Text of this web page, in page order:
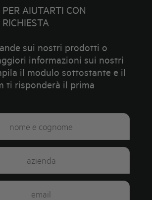
AIUTARTI CON
sui nostri prodotti o
informazioni sui nostri
il modulo sottostante e il
ti risponderà il prima